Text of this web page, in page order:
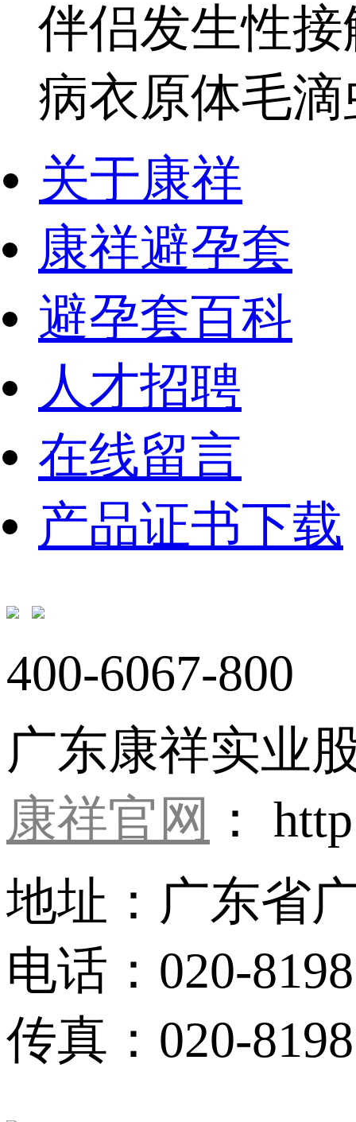
伴侣发生性
病衣原体毛
关于康祥
康祥避孕套
避孕套百科
人才招聘
在线留言
产品证书下载
400-6067-800
广东康祥实业
康祥官网 ：
地址：广东省
电话：020-
传真：020-